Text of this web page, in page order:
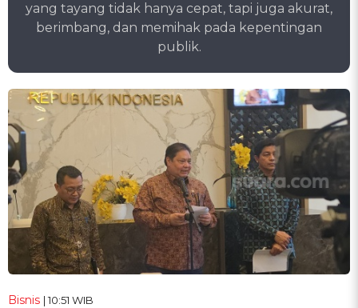
yang tayang tidak hanya cepat, tapi juga akurat,
berimbang, dan memihak pada kepentingan
publik.
Bisnis | 10:51 WIB